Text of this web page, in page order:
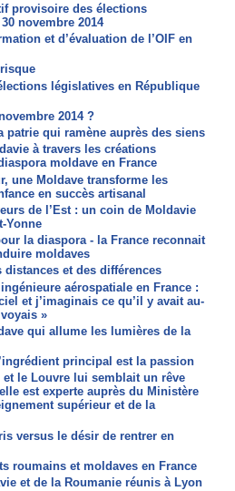
provisoire des élections
novembre 2014
et d’évaluation de l’OIF en
législatives en République
2014 ?
patrie qui ramène auprès des siens
à travers les créations
moldave en France
une Moldave transforme les
en succès artisanal
de l’Est : un coin de Moldavie
Yonne
la diaspora - la France reconnait
moldaves
distances et des différences
aérospatiale en France :
et j’imaginais ce qu’il y avait au-
»
qui allume les lumières de la
principal est la passion
le Louvre lui semblait un rêve
est experte auprès du Ministère
supérieur et de la
versus le désir de rentrer en
roumains et moldaves en France
et de la Roumanie réunis à Lyon